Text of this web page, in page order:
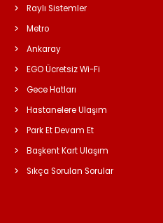
Raylı Sistemler
Metro
Ankaray
EGO Ücretsiz Wi-Fi
Gece Hatları
Hastanelere Ulaşım
Park Et Devam Et
Başkent Kart Ulaşım
Sıkça Sorulan Sorular